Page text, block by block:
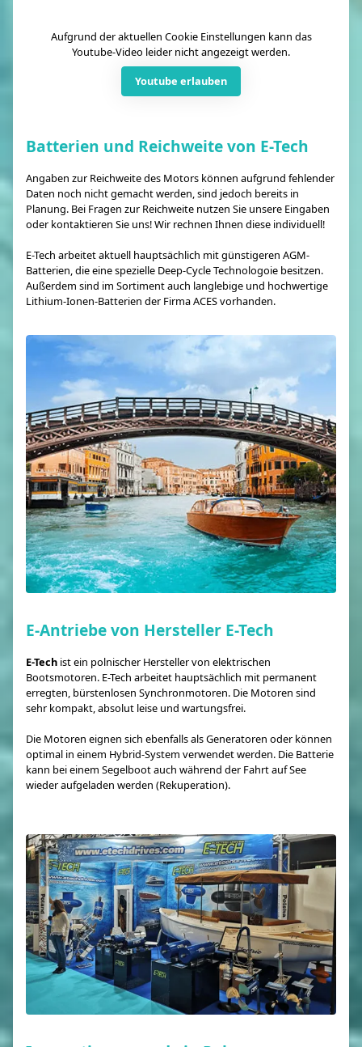
Aufgrund der aktuellen Cookie Einstellungen kann das
Youtube-Video leider nicht angezeigt werden.
Youtube erlauben
Batterien und Reichweite von E-Tech
Angaben zur Reichweite des Motors können aufgrund fehlender
Daten noch nicht gemacht werden, sind jedoch bereits in
Planung. Bei Fragen zur Reichweite nutzen Sie unsere Eingaben
oder kontaktieren Sie uns! Wir rechnen Ihnen diese individuell!
E-Tech arbeitet aktuell hauptsächlich mit günstigeren AGM-
Batterien, die eine spezielle Deep-Cycle Technologoie besitzen.
Außerdem sind im Sortiment auch langlebige und hochwertige
Lithium-Ionen-Batterien der Firma ACES vorhanden.
E-Antriebe von Hersteller E-Tech
E-Tech ist ein polnischer Hersteller von elektrischen
Bootsmotoren. E-Tech arbeitet hauptsächlich mit permanent
erregten, bürstenlosen Synchronmotoren. Die Motoren sind
sehr kompakt, absolut leise und wartungsfrei.
Die Motoren eignen sich ebenfalls als Generatoren oder können
optimal in einem Hybrid-System verwendet werden. Die Batterie
kann bei einem Segelboot auch während der Fahrt auf See
wieder aufgeladen werden (Rekuperation).